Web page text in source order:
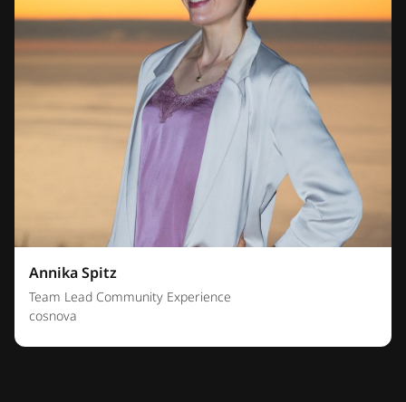
Annika Spitz
Team Lead Community Experience
cosnova